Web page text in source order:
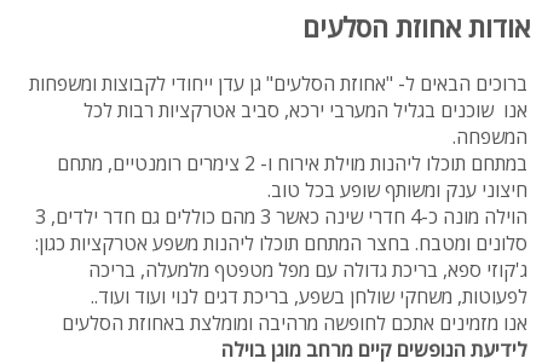
שירותים חיצוניים
2 מטבחים אחד בוילה ואחד חיצוני
לנופש עד 25 איש ואירוח עד 50 איש
אודות אחוזת הסלעים
ברוכים הבאים ל- "אחוזת הסלעים" גן עדן ייחודי לקבוצות ומשפחות
אנו שוכנים בגליל המערבי ירכא, סביב אטרקציות רבות לכל
המשפחה.
במתחם תוכלו ליהנות מוילת אירוח ו- 2 צימרים רומנטיים, מתחם
חיצוני ענק ומשותף שופע בכל טוב.
הוילה מונה כ-4 חדרי שינה כאשר 3 מהם כוללים גם חדר ילדים, 3
סלונים ומטבח. בחצר המתחם תוכלו ליהנות משפע אטרקציות כגון:
ג'קוזי ספא, בריכת גדולה עם מפל מטפטף מלמעלה, בריכה
לפעוטות, משחקי שולחן בשפע, בריכת דגים לנוי ועוד ועוד..
אנו מזמינים אתכם לחופשה מרהיבה ומומלצת באחוזת הסלעים
לידיעת הנופשים קיים מרחב מוגן בוילה